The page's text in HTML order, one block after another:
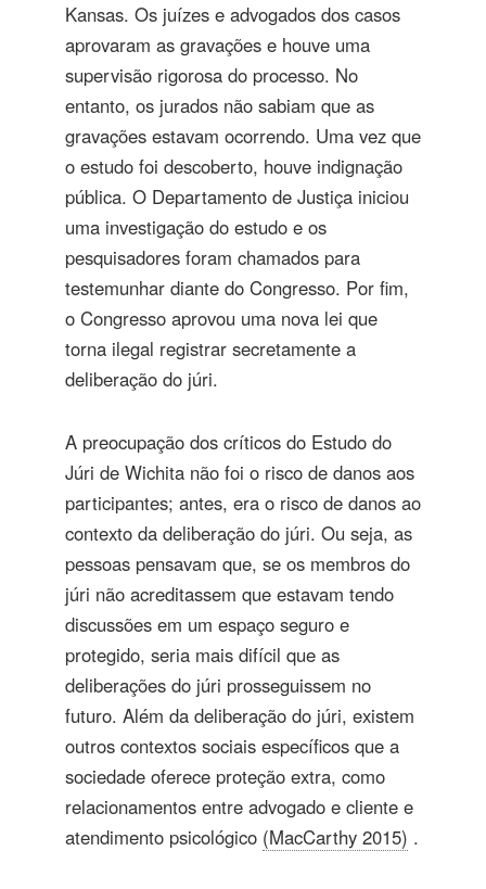
Kansas. Os juízes e advogados dos casos
aprovaram as gravações e houve uma
supervisão rigorosa do processo. No
entanto, os jurados não sabiam que as
gravações estavam ocorrendo. Uma vez que
o estudo foi descoberto, houve indignação
pública. O Departamento de Justiça iniciou
uma investigação do estudo e os
pesquisadores foram chamados para
testemunhar diante do Congresso. Por fim,
o Congresso aprovou uma nova lei que
torna ilegal registrar secretamente a
deliberação do júri.
A preocupação dos críticos do Estudo do
Júri de Wichita não foi o risco de danos aos
participantes; antes, era o risco de danos ao
contexto da deliberação do júri. Ou seja, as
pessoas pensavam que, se os membros do
júri não acreditassem que estavam tendo
discussões em um espaço seguro e
protegido, seria mais difícil que as
deliberações do júri prosseguissem no
futuro. Além da deliberação do júri, existem
outros contextos sociais específicos que a
sociedade oferece proteção extra, como
relacionamentos entre advogado e cliente e
atendimento psicológico (MacCarthy 2015) .